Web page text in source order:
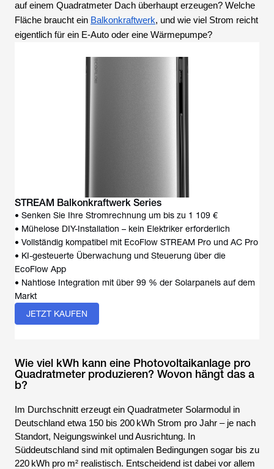
auf einem Quadratmeter Dach überhaupt erzeugen? Welche
Fläche braucht ein Balkonkraftwerk, und wie viel Strom reicht
eigentlich für ein E-Auto oder eine Wärmepumpe?
STREAM Balkonkraftwerk Series
• Senken Sie Ihre Stromrechnung um bis zu 1 109 €
• Mühelose DIY-Installation – kein Elektriker erforderlich
• Vollständig kompatibel mit EcoFlow STREAM Pro und AC Pro
• KI-gesteuerte Überwachung und Steuerung über die
EcoFlow App
• Nahtlose Integration mit über 99 % der Solarpanels auf dem
Markt
JETZT KAUFEN
Wie viel kWh kann eine Photovoltaikanlage pro
Quadratmeter produzieren? Wovon hängt das a
b?
Im Durchschnitt erzeugt ein Quadratmeter Solarmodul in
Deutschland etwa 150 bis 200 kWh Strom pro Jahr – je nach
Standort, Neigungswinkel und Ausrichtung. In
Süddeutschland sind mit optimalen Bedingungen sogar bis zu
220 kWh pro m² realistisch. Entscheidend ist dabei vor allem